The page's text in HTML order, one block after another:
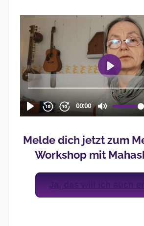
Melde dich jetzt zum
Workshop mit
Ja, das will ich auch